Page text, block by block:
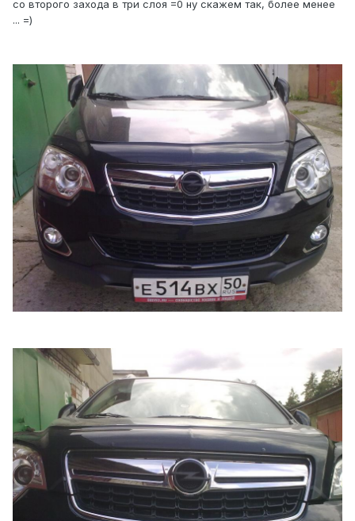
со второго захода в три слоя =0 ну скажем так, более менее
... =)